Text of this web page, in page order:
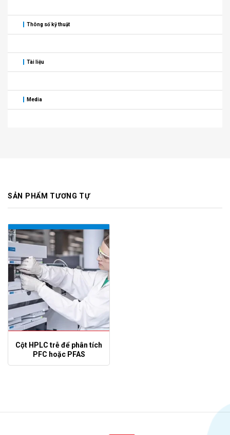
Thông số kỹ thuật
Tài liệu
Media
SẢN PHẨM TƯƠNG TỰ
Cột HPLC trễ để phân tích
PFC hoặc PFAS